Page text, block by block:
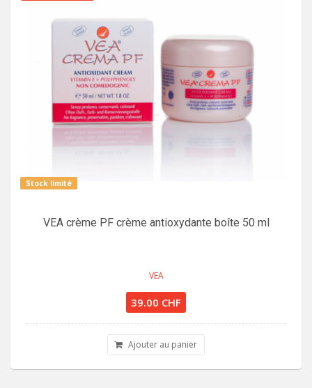
Stock limité
VEA crème PF crème antioxydante boîte 50 ml
VEA
39.00 CHF
Ajouter au panier